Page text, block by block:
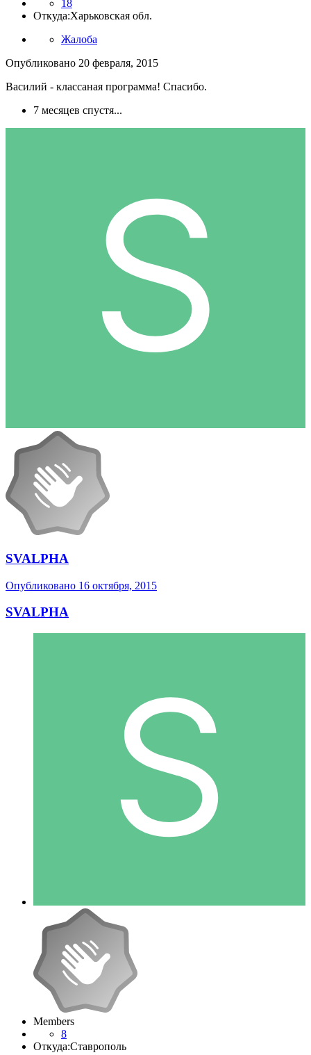
18
Откуда:Харьковская обл.
Жалоба
Опубликовано 20 февраля, 2015
Василий - классаная программа! Спасибо.
7 месяцев спустя...
SVALPHA
Опубликовано 16 октября, 2015
SVALPHA
Members
8
Откуда:Ставрополь